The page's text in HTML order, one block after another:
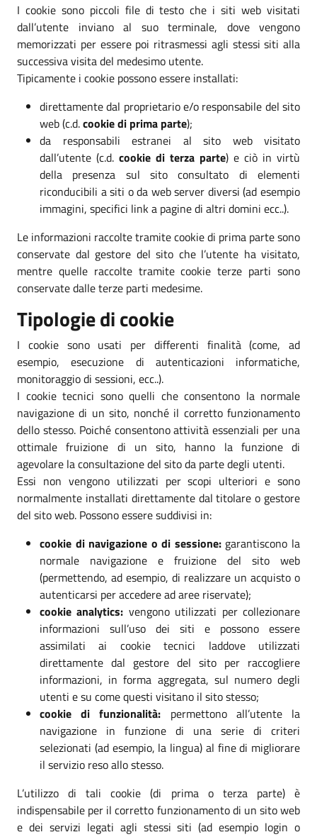
I cookie sono piccoli file di testo che i siti web visitati
dall’utente inviano al suo terminale, dove vengono
memorizzati per essere poi ritrasmessi agli stessi siti alla
successiva visita del medesimo utente.
Tipicamente i cookie possono essere installati:
direttamente dal proprietario e/o responsabile del sito
web (c.d.cookie di prima parte);
da responsabili estranei al sito web visitato
dall’utente (c.d. cookie di terza parte) e ciò in virtù
della presenza sul sito consultato di elementi
riconducibili a siti o da web server diversi (ad esempio
immagini, specifici link a pagine di altri domini ecc..).
Le informazioni raccolte tramite cookie di prima parte sono
conservate dal gestore del sito che l’utente ha visitato,
mentre quelle raccolte tramite cookie terze parti sono
conservate dalle terze parti medesime.
Tipologie di cookie
I cookie sono usati per differenti finalità (come, ad
esempio, esecuzione di autenticazioni informatiche,
monitoraggio di sessioni, ecc..).
I cookie tecnici sono quelli che consentono la normale
navigazione di un sito, nonché il corretto funzionamento
dello stesso. Poiché consentono attività essenziali per una
ottimale fruizione di un sito, hanno la funzione di
agevolare la consultazione del sito da parte degli utenti.
Essi non vengono utilizzati per scopi ulteriori e sono
normalmente installati direttamente dal titolare o gestore
del sito web. Possono essere suddivisi in:
cookie di navigazione o di sessione:garantiscono la
normale navigazione e fruizione del sito web
(permettendo, ad esempio, di realizzare un acquisto o
autenticarsi per accedere ad aree riservate);
cookie analytics: vengono utilizzati per collezionare
informazioni sull’uso dei siti e possono essere
assimilati ai cookie tecnici laddove utilizzati
direttamente dal gestore del sito per raccogliere
informazioni, in forma aggregata, sul numero degli
utenti e su come questi visitano il sito stesso;
cookie di funzionalità: permettono all’utente la
navigazione in funzione di una serie di criteri
selezionati (ad esempio, la lingua) al fine di migliorare
il servizio reso allo stesso.
L’utilizzo di tali cookie (di prima o terza parte) è
indispensabile per il corretto funzionamento di un sito web
e dei servizi legati agli stessi siti (ad esempio login o